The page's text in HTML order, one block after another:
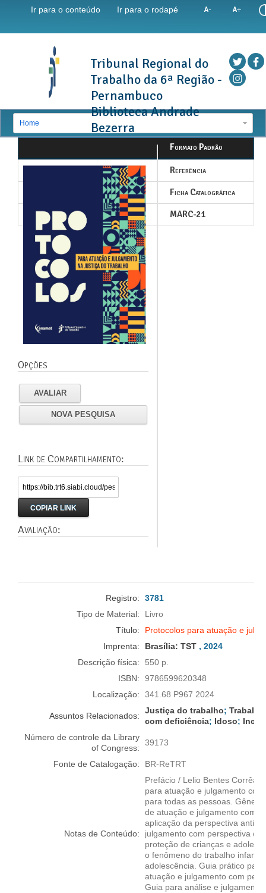
Ir para o conteúdo Ir para o rodapé
Tribunal Regional do
Trabalho da 6ª Região -
Pernambuco
Biblioteca Andrade
Bezerra
Home
Opções
AVALIAR
NOVA PESQUISA
Link de Compartilhamento:
COPIAR LINK
Avaliação:
Formato Padrão
Referência
Ficha Catalográfica
MARC-21
Registro:
3781
Tipo de Material:
Livro
Título:
Protocolos para atuação e
Imprenta:
Brasília: TST , 2024
Descrição física:
550 p.
ISBN:
9786599620348
Localização:
341.68 P967 2024
Assuntos Relacionados:
Justiça do trabalho;
com deficiência; Idoso;
Número de controle da Library
of Congress:
39173
Fonte de Catalogação: BR-ReTRT
Notas de Conteúdo:
Prefácio / Lelio Bentes Corrêa
para atuação e julgamento
para todas as pessoas.
de atuação e julgamento com
aplicação da perspectiva
julgamento com perspectiva
proteção de crianças e
o fenômeno do trabalho
adolescência. Guia prático
atuação e julgamento com
Guia para análise e